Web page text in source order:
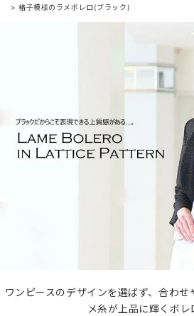
格子模様のラメボレロ(ブラック)
ワンピースのデザインを選ばず、合わ
メ糸が上品に輝くボレ